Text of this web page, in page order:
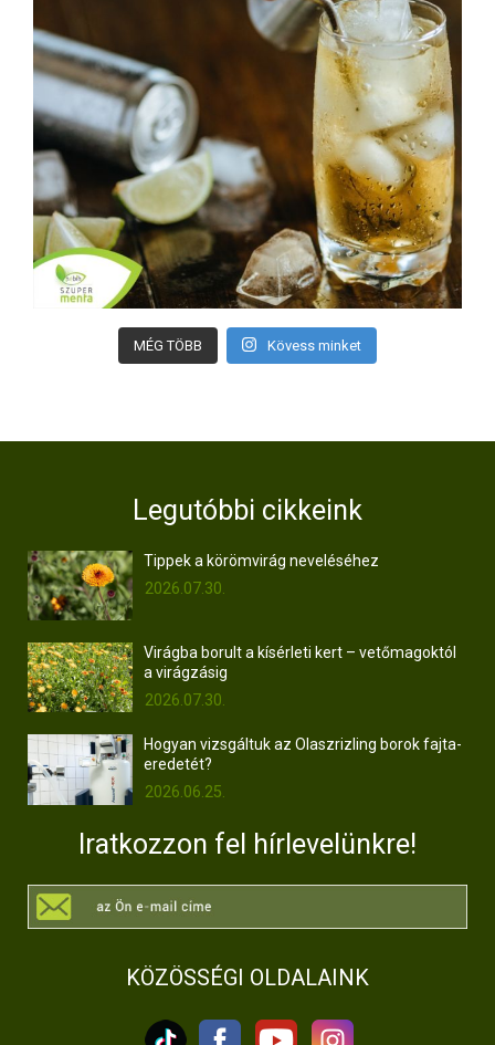
MÉG TÖBB Kövess minket
Legutóbbi cikkeink
Tippek a körömvirág neveléséhez
2026.07.30.
Virágba borult a kísérleti kert – vetőmagoktól
a virágzásig
2026.07.30.
Hogyan vizsgáltuk az Olaszrizling borok fajta-
eredetét?
2026.06.25.
Iratkozzon fel hírlevelünkre!
KÖZÖSSÉGI OLDALAINK